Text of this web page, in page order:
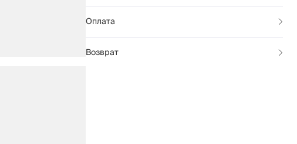
Оплата
Возврат